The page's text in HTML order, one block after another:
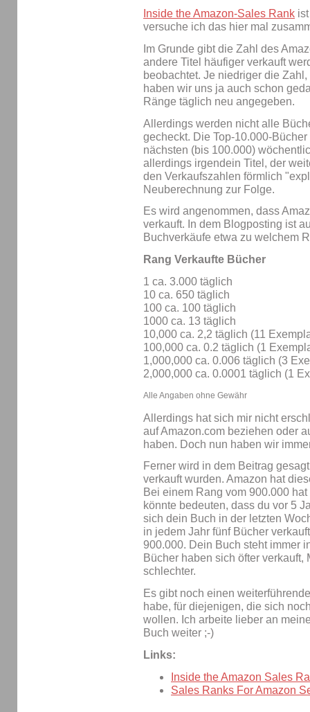
Inside the Amazon-Sales Rank
versuche ich das hier mal
Im Grunde gibt die Zahl des
andere Titel häufiger verkauft
beobachtet. Je niedriger die
haben wir uns ja auch schon
Ränge täglich neu angegeben.
Allerdings werden nicht alle
gecheckt. Die Top-10.000-
nächsten (bis 100.000)
allerdings irgendein Titel, der
den Verkaufszahlen förmlich
Neuberechnung zur Folge.
Es wird angenommen, dass
verkauft. In dem Blogposting ist
Buchverkäufe etwa zu welchem
Rang Verkaufte Bücher
1 ca. 3.000 täglich
10 ca. 650 täglich
100 ca. 100 täglich
1000 ca. 13 täglich
10,000 ca. 2,2 täglich (11
100,000 ca. 0.2 täglich (1
1,000,000 ca. 0.006 täglich (3
2,000,000 ca. 0.0001 täglich (1
Alle Angaben ohne Gewähr
Allerdings hat sich mir nicht
auf Amazon.com beziehen oder
haben. Doch nun haben wir
Ferner wird in dem Beitrag
verkauft wurden. Amazon hat
Bei einem Rang vom 900.000
könnte bedeuten, dass du vor 5
sich dein Buch in der letzten
in jedem Jahr fünf Bücher
900.000. Dein Buch steht immer
Bücher haben sich öfter
schlechter.
Es gibt noch einen
habe, für diejenigen, die sich
wollen. Ich arbeite lieber an
Buch weiter ;-)
Links:
Inside the Amazon Sales
Sales Ranks For Amazon